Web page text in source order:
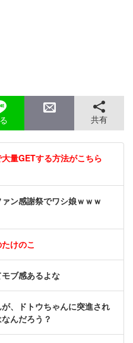
共有
量GETする方法がこちら
ン感謝祭でワシ娘ｗｗｗ
けのこ
モブ感あるよな
、ドトウちゃんに突進され
んだろう？